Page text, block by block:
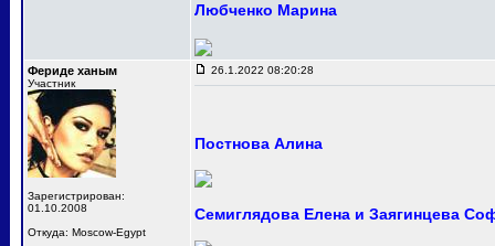
Любченко Марина
Фериде ханым
Участник
Зарегистрирован:
01.10.2008
Откуда: Moscow-Egypt
26.1.2022 08:20:28
Постнова Алина
Семиглядова Елена и Заягинцева